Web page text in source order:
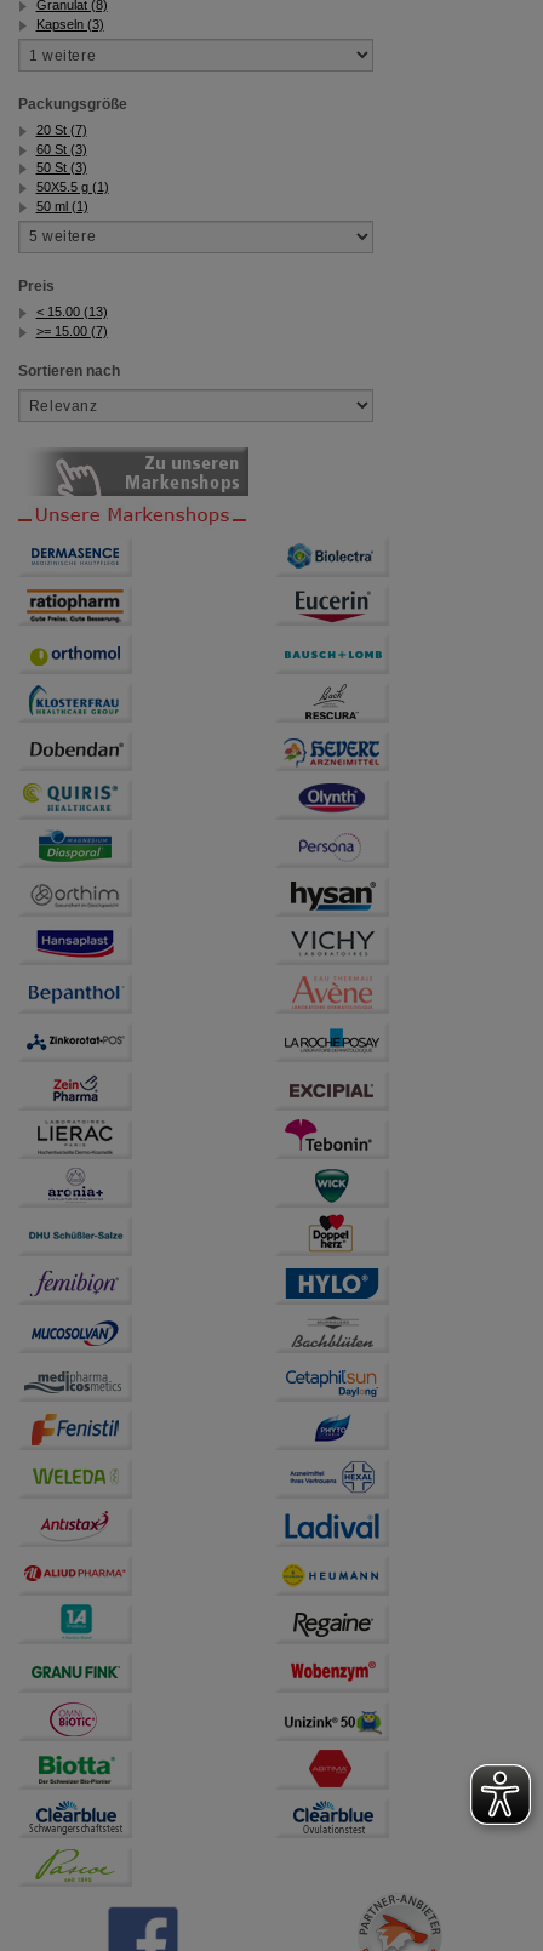
Granulat (8)
Kapseln (3)
Packungsgröße
20 St (7)
60 St (3)
50 St (3)
50X5.5 g (1)
50 ml (1)
Preis
< 15.00 (13)
>= 15.00 (7)
Sortieren nach